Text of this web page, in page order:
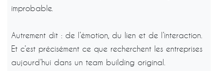
improbable.
Autrement dit : de l’émotion, du lien et de l’interaction.
Et c’est précisément ce que recherchent les entreprises
aujourd’hui dans un team building original.